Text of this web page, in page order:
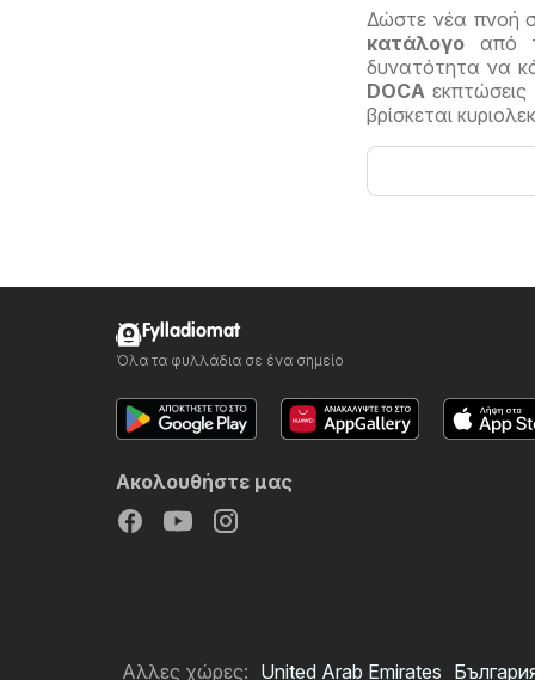
Δώστε νέα πνοή
κατάλογο από
δυνατότητα να
DOCA
βρίσκεται
Fylladiomat
Όλα τα φυλλάδια σε ένα σημείο
Ακολουθήστε μας
Αλλες χώρες: United Arab Emirates